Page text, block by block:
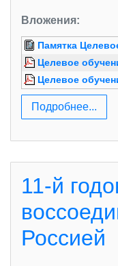
Вложения:
Памятка
Целевое
Целевое
Подробнее...
11-й
Россией